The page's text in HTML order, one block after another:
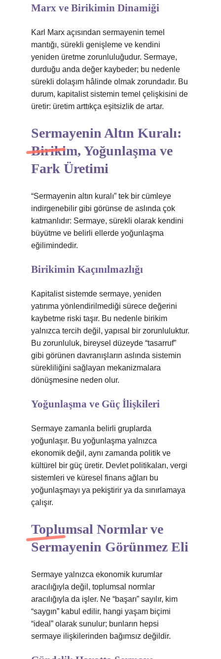
Marx ve Birikimin Dinamiği
Karl Marx açısından sermayenin temel
mantığı, sürekli genişleme ve kendini
yeniden üretme zorunluluğudur. Sermaye,
durduğu anda değer kaybeder; bu nedenle
sürekli dolaşım hâlinde olmak zorundadır. Bu
durum, kapitalist sistemin temel çelişkisini de
üretir: üretim arttıkça eşitsizlik de artar.
Sermayenin Altın Kuralı:
Birikim, Yoğunlaşma ve
Fark Üretimi
“Sermayenin altın kuralı” tek bir cümleye
indirgenebilir gibi görünse de aslında çok
katmanlıdır: Sermaye, sürekli olarak kendini
büyütme ve belirli ellerde yoğunlaşma
eğilimindedir.
Birikimin Kaçınılmazlığı
Kapitalist sistemde sermaye, yeniden
yatırıma yönlendirilmediği sürece değerini
kaybetme riski taşır. Bu nedenle birikim
yalnızca tercih değil, yapısal bir zorunluluktur.
Bu zorunluluk, bireysel düzeyde “tasarruf”
gibi görünen davranışların aslında sistemin
sürekliliğini sağlayan mekanizmalara
dönüşmesine neden olur.
Yoğunlaşma ve Güç İlişkileri
Sermaye zamanla belirli gruplarda
yoğunlaşır. Bu yoğunlaşma yalnızca
ekonomik değil, aynı zamanda politik ve
kültürel bir güç üretir. Devlet politikaları, vergi
sistemleri ve küresel finans ağları bu
yoğunlaşmayı ya pekiştirir ya da sınırlamaya
çalışır.
Toplumsal Normlar ve
Sermayenin Görünmez Eli
Sermaye yalnızca ekonomik kurumlar
aracılığıyla değil, toplumsal normlar
aracılığıyla da işler. Ne “başarı” sayılır, kim
“saygın” kabul edilir, hangi yaşam biçimi
“ideal” olarak sunulur; bunların hepsi
sermaye ilişkilerinden bağımsız değildir.